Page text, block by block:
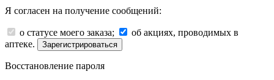
Я согласен на получение сообщений:
о статусе моего заказа;
об акциях, проводимых в
аптеке.
Зарегистрироваться
Восстановление пароля